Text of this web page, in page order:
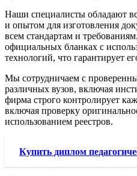
Наши специалисты обладают
и опытом для изготовления
всем стандартам и
официальных бланках с
технологий, что гарантирует
Мы сотрудничаем с
различных вузов, включая
фирма строго контролирует
включая проверку
использованием реестров.
Купить диплом